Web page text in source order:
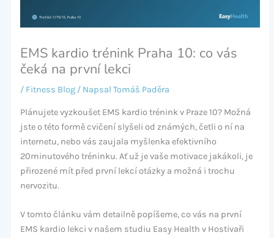
EMS kardio trénink Praha 10: co vás
čeká na první lekci
/ Fitness Blog/ Napsal Tomáš Paděra
Plánujete vyzkoušet EMS kardio trénink v Praze 10? Možná
jste o této formě cvičení slyšeli od známých, četli o ní na
internetu, nebo vás zaujala myšlenka efektivního
20minutového tréninku. Ať už je vaše motivace jakákoli, je
přirozené mít před první lekcí otázky a možná i trochu
nervozitu.
V tomto článku vám detailně popíšeme, co vás na první
EMS kardio lekci v našem studiu Easy Health v Hostivaři